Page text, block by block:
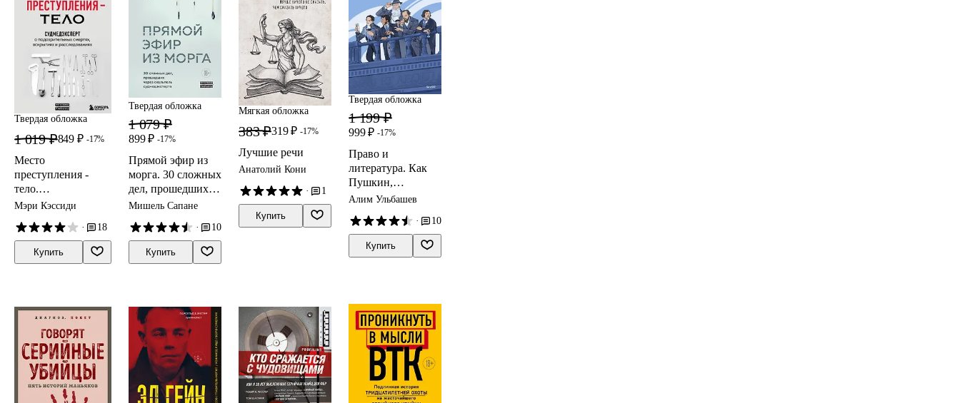
Твердая обложка
1 019 ₽849 ₽ -17%
Место
преступления -
тело.
Судмедэксперт о
смертях, вскрытиях
и расследованиях
Мэри Кэссиди
·
18
Купить
Твердая обложка
1 079 ₽
899 ₽ -17%
Прямой эфир из
морга. 30 сложных
дел, прошедших
через скальпель
Мишель Сапане
·
10
Купить
Мягкая обложка
383 ₽319 ₽ -17%
Лучшие речи
Анатолий Кони
·
1
Купить
Твердая обложка
1 199 ₽
999 ₽ -17%
Право и
литература. Как
Пушкин,
Достоевский и
придумали
Конституцию и
другие законы
Алим Ульбашев
·
10
Купить